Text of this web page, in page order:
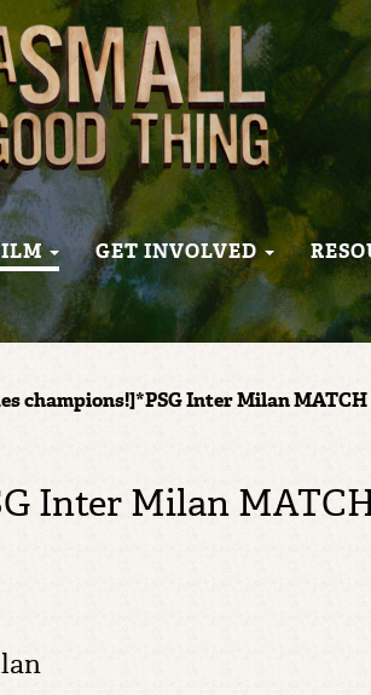
GET INVOLVED
champions!]*PSG Inter Milan MATCH
Inter Milan